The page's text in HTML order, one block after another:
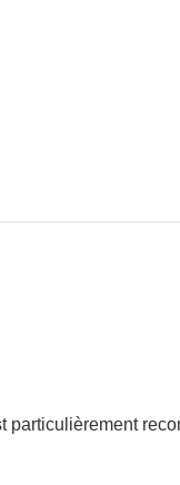
particulièrement